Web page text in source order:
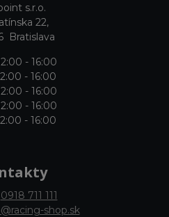
s.r.o.
22,
Bratislava
- 16:00
- 16:00
- 16:00
- 16:00
- 16:00
0918 711 111
shop.sk